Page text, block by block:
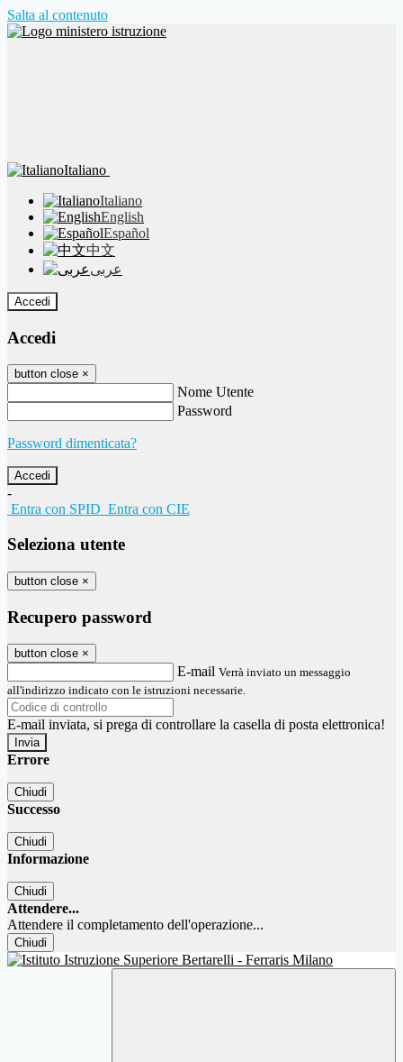
Salta al contenuto
Italiano
Italiano
English
Español
中文
عربى
Accedi
Accedi
button close ×
Nome Utente
Password
Password dimenticata?
-
Entra con SPID Entra con CIE
Seleziona utente
button close ×
Recupero password
button close ×
E-mail Verrà inviato un messaggio
all'indirizzo indicato con le istruzioni necessarie.
E-mail inviata, si prega di controllare la casella di posta elettronica!
Errore
Chiudi
Successo
Chiudi
Informazione
Chiudi
Attendere...
Attendere il completamento dell'operazione...
Chiudi